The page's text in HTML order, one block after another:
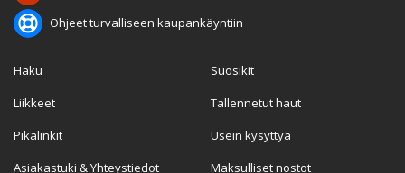
Ohjeet turvalliseen kaupankäyntiin
Haku
Liikkeet
Pikalinkit
Asiakastuki & Yhteystiedot
Suosikit
Tallennetut haut
Usein kysyttyä
Maksulliset nostot